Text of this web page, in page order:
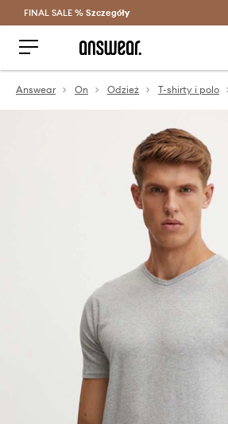
Oszczędzaj z Answear Club >
FINAL SALE % Szczegóły
Answear On Odzież T-shirty i polo